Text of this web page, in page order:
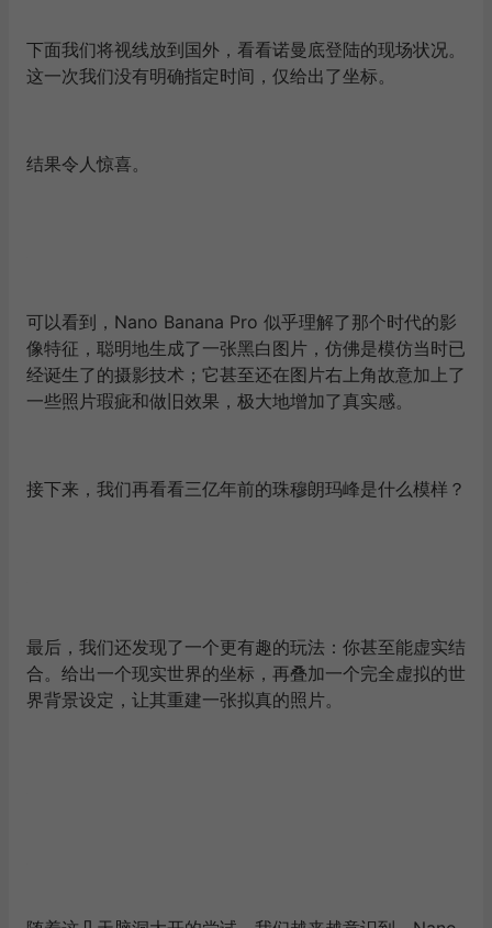
下面我们将视线放到国外，看看诺曼底登陆的现场状况。
这一次我们没有明确指定时间，仅给出了坐标。
结果令人惊喜。
可以看到，Nano Banana Pro 似乎理解了那个时代的影
像特征，聪明地生成了一张黑白图片，仿佛是模仿当时已
经诞生了的摄影技术；它甚至还在图片右上角故意加上了
一些照片瑕疵和做旧效果，极大地增加了真实感。
接下来，我们再看看三亿年前的珠穆朗玛峰是什么模样？
最后，我们还发现了一个更有趣的玩法：你甚至能虚实结
合。给出一个现实世界的坐标，再叠加一个完全虚拟的世
界背景设定，让其重建一张拟真的照片。